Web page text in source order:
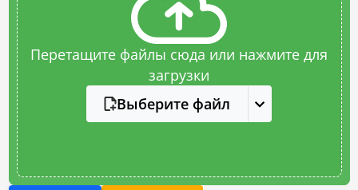
Перетащите файлы сюда или нажмите для
загрузки
Выберите файл